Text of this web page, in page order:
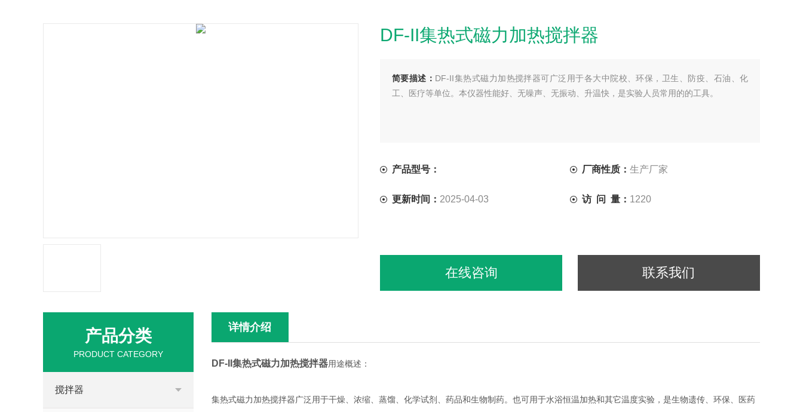
DF-II集热式磁力加热搅拌器
简要描述： DF-II集热式磁力加热搅拌器可广泛用于各大中院校、环保，卫生、防疫、石油、化
工、医疗等单位。本仪器性能好、无噪声、无振动、升温快，是实验人员常用的的工具。
产品型号： 厂商性质： 生产厂家
更新时间： 2025-04-03 访 问 量： 1220
在线咨询 联系我们
详情介绍
DF-II集热式磁力加热搅拌器用途概述：
集热式磁力加热搅拌器广泛用于干燥、浓缩、蒸馏、化学试剂、药品和生物制药。也可用于水浴恒温加热和其它温度实验，是生物遗传、环保、医药
产品分类
PRODUCT CATEGORY
搅拌器